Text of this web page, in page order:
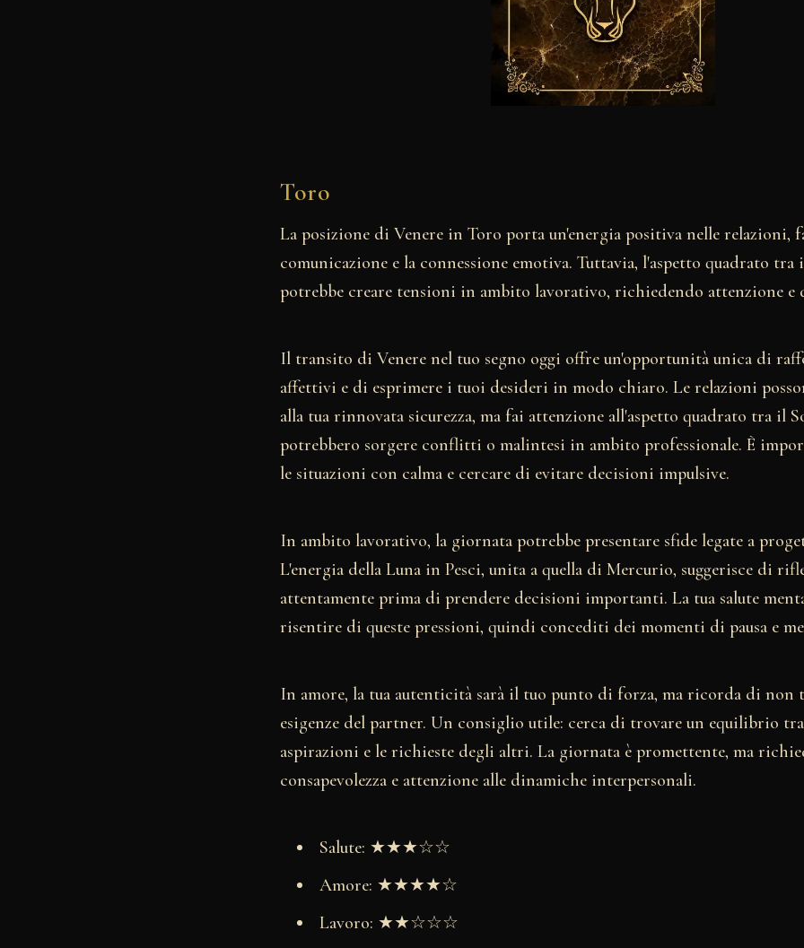
Toro
La posizione di Venere in Toro porta un'energia positiva nelle relazioni,
comunicazione e la connessione emotiva. Tuttavia, l'aspetto quadrato tra
potrebbe creare tensioni in ambito lavorativo, richiedendo attenzione e
Il transito di Venere nel tuo segno oggi offre un'opportunità unica di
affettivi e di esprimere i tuoi desideri in modo chiaro. Le relazioni
alla tua rinnovata sicurezza, ma fai attenzione all'aspetto quadrato tra il
potrebbero sorgere conflitti o malintesi in ambito professionale. È
le situazioni con calma e cercare di evitare decisioni impulsive.
In ambito lavorativo, la giornata potrebbe presentare sfide legate a
L'energia della Luna in Pesci, unita a quella di Mercurio, suggerisce di
attentamente prima di prendere decisioni importanti. La tua salute
risentire di queste pressioni, quindi concediti dei momenti di pausa e
In amore, la tua autenticità sarà il tuo punto di forza, ma ricorda di non
esigenze del partner. Un consiglio utile: cerca di trovare un equilibrio
aspirazioni e le richieste degli altri. La giornata è promettente, ma
consapevolezza e attenzione alle dinamiche interpersonali.
Salute: ★★★☆☆
Amore: ★★★★☆
Lavoro: ★★☆☆☆